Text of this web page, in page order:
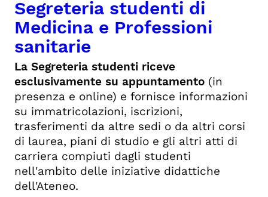
Segreteria studenti di
Medicina e Professioni
sanitarie
La Segreteria studenti riceve
esclusivamente su appuntamento (in
presenza e online) e fornisce informazioni
su immatricolazioni, iscrizioni,
trasferimenti da altre sedi o da altri corsi
di laurea, piani di studio e gli altri atti di
carriera compiuti dagli studenti
nell'ambito delle iniziative didattiche
dell'Ateneo.